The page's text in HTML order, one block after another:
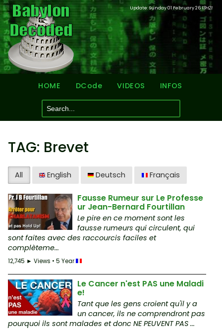
Update: Sunday 01 February 2613H21
HOME DCode VIDEOS INFOS
TAG: Brevet
All English Deutsch Français
Fausse Rumeur sur Le Professe
ur Jean-Bernard Fourtillan
Le pire en ce moment sont les
fausse rumeurs qui circulent, qui
sont faites avec des raccourcis faciles et
complèteme...
12,745 ► Views • 5 Year
Le Cancer n'est PAS une Maladi
e!
Tant que les gens croient qu'il y a
un cancer, ils ne comprendront pas
pourquoi ils sont malades et donc NE PEUVENT PAS ...